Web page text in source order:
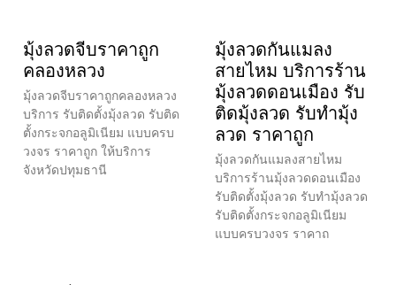
มุ้งลวดจีบราคาถูก
คลองหลวง
มุ้งลวดจีบราคาถูกคลองหลวง
บริการ รับติดตั้งมุ้งลวด รับติด
ตั้งกระจกอลูมิเนียม แบบครบ
วงจร ราคาถูก ให้บริการ
จังหวัดปทุมธานี
มุ้งลวดกันแมลง
สายไหม บริการร้าน
มุ้งลวดดอนเมือง รับ
ติดมุ้งลวด รับทำมุ้ง
ลวด ราคาถูก
มุ้งลวดกันแมลงสายไหม
บริการร้านมุ้งลวดดอนเมือง
รับติดตั้งมุ้งลวด รับทำมุ้งลวด
รับติดตั้งกระจกอลูมิเนียม
แบบครบวงจร ราคาถ